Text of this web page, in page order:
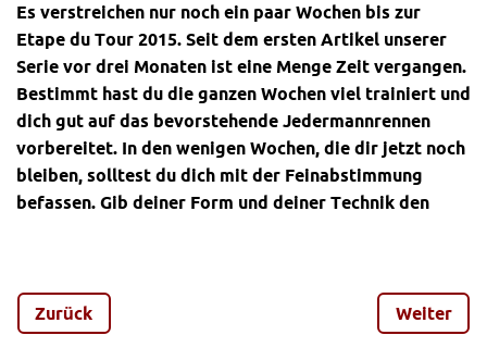
Es verstreichen nur noch ein paar Wochen bis zur
Etape du Tour 2015. Seit dem ersten Artikel unserer
Serie vor drei Monaten ist eine Menge Zeit vergangen.
Bestimmt hast du die ganzen Wochen viel trainiert und
dich gut auf das bevorstehende Jedermannrennen
vorbereitet. In den wenigen Wochen, die dir jetzt noch
bleiben, solltest du dich mit der Feinabstimmung
befassen. Gib deiner Form und deiner Technik den
Die letzten Wochen bieten dir noch einmal die Chance,
deine Fitness voranzutreiben, um sicherzustellen, dass du
Zurück Weiter